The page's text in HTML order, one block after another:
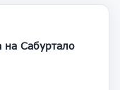
260 000
Квартира на Сабуртало